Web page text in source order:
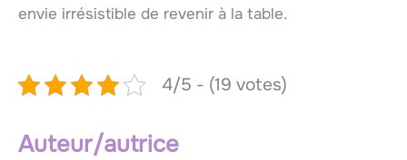
envie irrésistible de revenir à la table.
4/5 - (19 votes)
Auteur/autrice